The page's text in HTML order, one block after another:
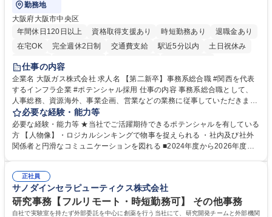
勤務地
大阪府大阪市中央区
年間休日120日以上
資格取得支援あり 時短勤務あり
退職金あり
在宅OK
完全週休2日制 交通費支給 駅近5分以内
土日祝休み
服装自由
第二新卒歓迎
仕事の内容
企業名 大阪ガス株式会社 求人名 【第二新卒】事務系総合職 #関西を代表
するインフラ企業 #ポテンシャル採用 仕事の内容 事務系総合職として、
人事総務、資源海外、事業企画、営業などの業務に従事していただきま
す。 【業務内容の一例】■所属事業部の勤労業務 ■海外に関係する各種業
務 ■営業部門の企画スタッフ、ルート営業 【キャリアパス】入社後の配属
ポジションで一定期間ご活躍頂いた後、本人の適性及び将来のキャリアを
鑑みてジョブローテーションを行います。 【育成】OJTでの現場育成や研
表するインフラ企業 #ポテンシャル採用
必要な経験・能力等
必要な経験・能力等 ★当社でご活躍期待できるポテンシャルを有している
方 【人物像】・ロジカルシンキングで物事を捉えられる ・社内及び社外
関係者と円滑なコミュニケーションを図れる ■2024年度から2026年度ま
72.html ■エネルギーセキュリティの不安定化や気候変動による自然災害の
甚大化など、これまで以上に社会課題解決の重要性が高まっています。
「未来の日常」の創造に向けて持続可能な社会の実現に貢献してまいりま
す。 学歴・資格 学歴：大学院 大学 語学力： 資格：
正社員
サノダインセラピューティクス株式会社
研究事務【フルリモート・時短勤務可】 その他事務
自社で実験室を持たず外部委託を中心に創薬を行う当社にて、研究開発チームと外部機関